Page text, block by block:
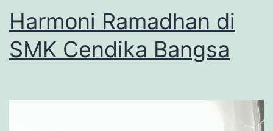
Harmoni Ramadhan di
SMK Cendika Bangsa